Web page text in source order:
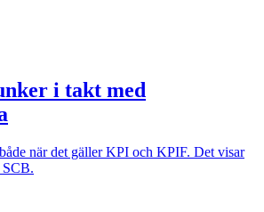
i takt med
när det gäller KPI och KPIF. Det visar